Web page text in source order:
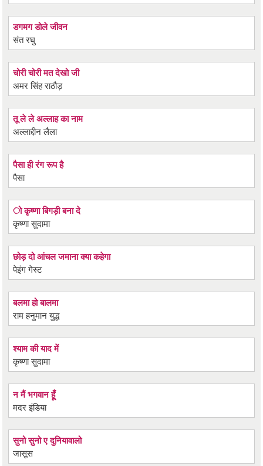
डगमग डोले जीवन
संत रघु
चोरी चोरी मत देखो जी
अमर सिंह राठौड़
तू ले ले अल्लाह का नाम
अल्लाद्दीन लैला
पैसा ही रंग रूप है
पैसा
ो कृष्णा बिगड़ी बना दे
कृष्णा सुदामा
छोड़ दो आंचल जमाना क्या कहेगा
पेइंग गेस्ट
बलमा हो बालमा
राम हनुमान युद्ध
श्याम की याद में
कृष्णा सुदामा
न मैं भगवान हूँ
मदर इंडिया
सुनो सुनो ए दुनियावालो
जासूस